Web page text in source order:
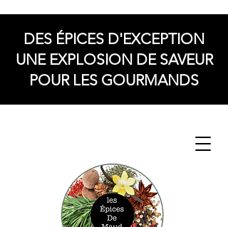
DES ÉPICES D'EXCEPTION
UNE EXPLOSION DE SAVEUR
POUR LES GOURMANDS